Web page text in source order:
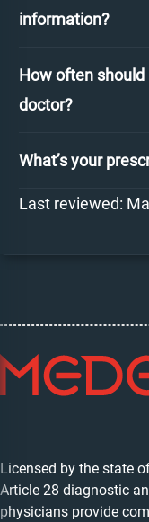
information?
How often
doctor?
What’s your
Last reviewed:
Licensed by the state
Article 28 diagnostic
physicians provide